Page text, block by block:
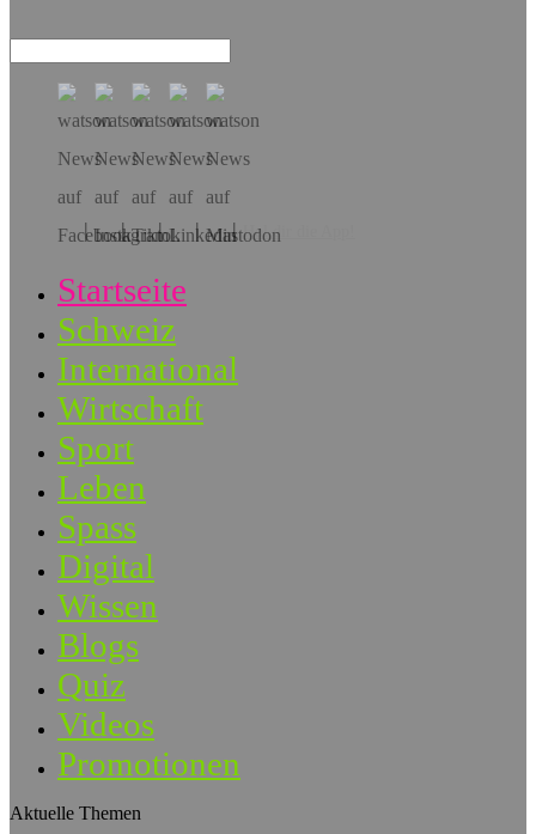
Hol dir die App!
Startseite
Schweiz
International
Wirtschaft
Sport
Leben
Spass
Digital
Wissen
Blogs
Quiz
Videos
Promotionen
Aktuelle Themen